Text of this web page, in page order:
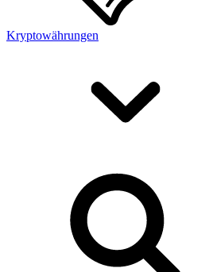
Kryptowährungen